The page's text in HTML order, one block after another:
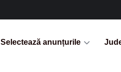
Selectează anunțurile